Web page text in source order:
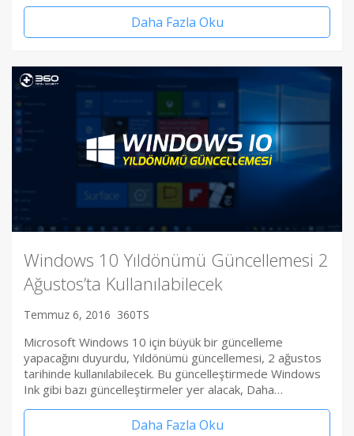
Daha Fazla Oku
Windows 10 Yıldönümü Güncellemesi 2
Ağustos’ta Kullanılabilecek
Temmuz 6, 2016 360TS
Microsoft Windows 10 için büyük bir güncelleme
yapacağını duyurdu, Yıldönümü güncellemesi, 2 ağustos
tarihinde kullanılabilecek. Bu güncelleştirmede Windows
Ink gibi bazı güncelleştirmeler yer alacak, Daha…
Daha Fazla Oku